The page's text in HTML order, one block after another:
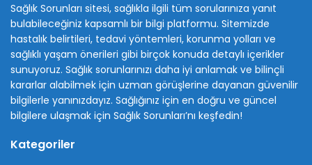
Sağlık Sorunları sitesi, sağlıkla ilgili tüm sorularınıza yanıt
bulabileceğiniz kapsamlı bir bilgi platformu. Sitemizde
hastalık belirtileri, tedavi yöntemleri, korunma yolları ve
sağlıklı yaşam önerileri gibi birçok konuda detaylı içerikler
sunuyoruz. Sağlık sorunlarınızı daha iyi anlamak ve bilinçli
kararlar alabilmek için uzman görüşlerine dayanan güvenilir
bilgilerle yanınızdayız. Sağlığınız için en doğru ve güncel
bilgilere ulaşmak için Sağlık Sorunları’nı keşfedin!
Kategoriler